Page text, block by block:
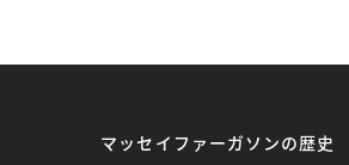
マッセイファーガソンの歴史